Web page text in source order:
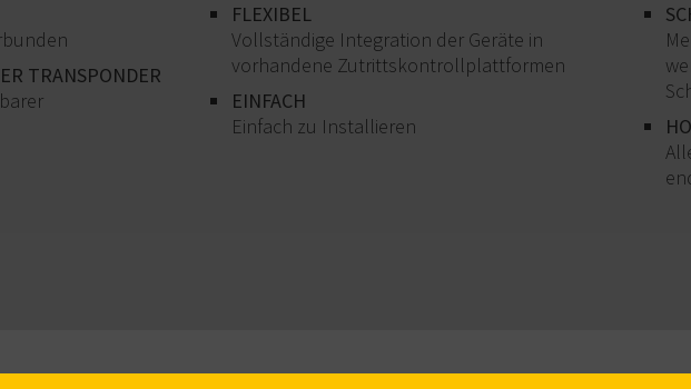
TRANSPONDER
FLEXIBEL
Vollständige Integration der Geräte in
vorhandene Zutrittskontrollplattformen
EINFACH
Einfach zu Installieren